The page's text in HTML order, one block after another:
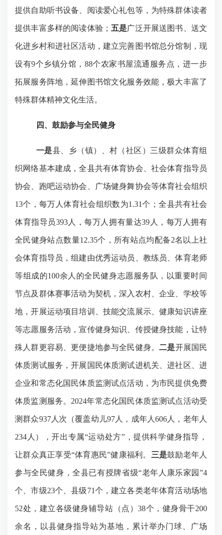
提供自助听书设备、阅读爱心礼包等，为特殊群体读者
提供丰富多样的阅读体验 ； 五是广泛开展送图书、送文
化进乡村和进社区活动， 建立完善图书馆总分馆制，现
设有9个乡镇分馆，88个农家书屋流通服务点，进一步
拓展服务阵地，延伸图书馆文化服务效能，极大丰富了
特殊群体精神文化生活。
四、鼓励参与全民健身
一是县、乡（镇）、村 （社区 ） 三级群众体育组
织网络基本建成，全县共有体育协会、社会体育指导员
协会、 跑吧运动协会、广场健身舞协会等体育社会组织
13个，每万人体育社会组织数为1.31个；全县共有社会
体育指导员393人，每万人拥有量达39 人，每万人拥有
全民健身站点数量12.35个 ， 所有站点均配备2名以上社
会体育指导员 ，组建由优秀运动员、教练员、体育老师
等组成的100余人的全民健身志愿服务队， 以重要时间
节点及群体赛事活动为契机，深入 农村、企业、学校等
地 ，开展运动项目培训、技能交流展示、健康知识讲座
等志愿服务活动 ，宣传健身知识、传授健身技能， 让特
殊人群更容易、更便捷地参与全民健身。二是开展国民
体质测试服务，开展国民体质测试进机关、进社区、进
企业和常态化国民体质监测试点活动 ，为市民提供免费
体质监测服务。 2024年常态化国民体质监测试点活动受
测群众937人次（覆盖幼儿97人，成年人606人，老年人
234人），开出专属“运动处方”，提供科学健身指导，
让群众真正享受“体育惠民”健康福利。 三是鼓励老年人
参与全民健身，全县已有授牌省级“老年人康乐家园”4
个、市级23个、县级71个，建立各类老年体育活动场地
52处，建立各级健身辅导站（点）38个，健身骨干200
余名，以县健身指导站为基地，累计举办门球、广场